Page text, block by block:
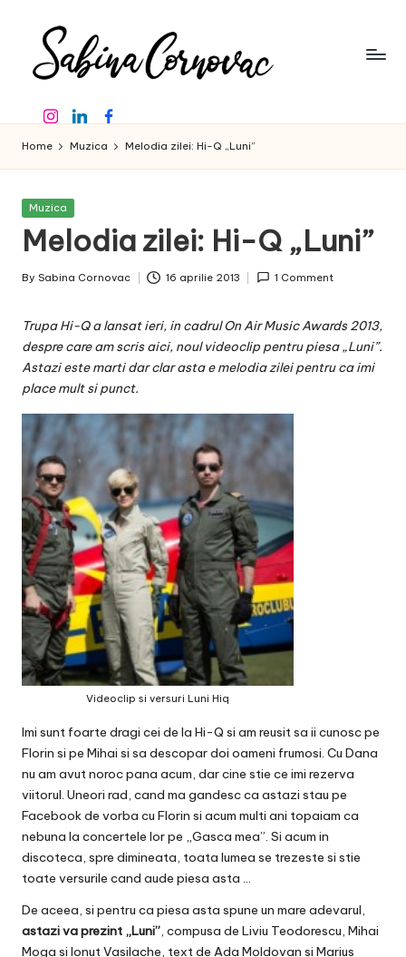
content
a
b
in
a
C
o
r
n
o
v
a
c
O
nl
in
e
creator
de
16
InstagramLinkedinFacebook
Home Muzica Melodia zilei: Hi-Q „Luni”
Posted
Muzica
Melodia zilei: Hi-Q „Luni”
Posted
By Sabina Cornovac 16 aprilie 2013 1 Comment
Trupa Hi-Q a lansat ieri, in cadrul On Air Music Awards 2013,
despre care am scrisaici, noul videoclip pentru piesa „Luni”.
Astazi este marti dar clar asta e melodia zilei pentru ca imi
place mult si punct.
Videoclip si versuri Luni Hiq
Imi sunt foarte dragi cei de la Hi-Q si am reusit sa ii cunosc pe
Florin si pe Mihai si sa descopar doi oameni frumosi. Cu Dana
nu am avut noroc pana acum, dar cine stie ce imi rezerva
viitorul. Uneori rad, cand ma gandesc ca astazi stau pe
Facebook de vorba cu Florin si acum multi ani topaiam ca
nebuna la concertele lor pe „Gasca mea”. Si acum in
discoteca, spre dimineata, toata lumea se trezeste si stie
toate versurile cand aude piesa asta …
De aceea, si pentru ca piesa asta spune un mare adevarul,
astazi va prezint „Luni”, compusa de Liviu Teodorescu, Mihai
Moga si Ionut Vasilache, text de Ada Moldovan si Marius